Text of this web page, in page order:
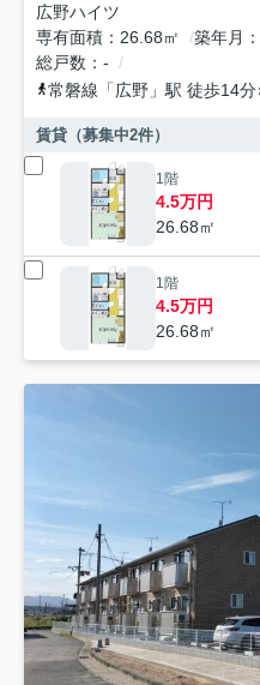
広野ハイツ
専有面積
26.68㎡ 築年月
総戸数
-
常磐線 「広野 」駅 徒歩14分
賃貸（募集中2件）
1階
4.5万円
26.68㎡
1階
4.5万円
26.68㎡